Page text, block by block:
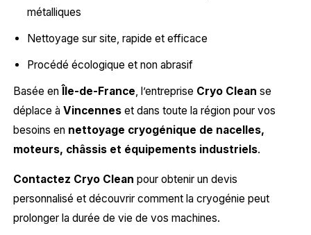
métalliques
Nettoyage sur site, rapide et efficace
Procédé écologique et non abrasif
Basée en Île-de-France, l’entreprise Cryo Clean se
déplace à Vincenneset dans toute la région pour vos
besoins en nettoyage cryogénique de nacelles,
moteurs, châssis et équipements industriels.
Contactez Cryo Clean pour obtenir un devis
personnalisé et découvrir comment la cryogénie peut
prolonger la durée de vie de vos machines.